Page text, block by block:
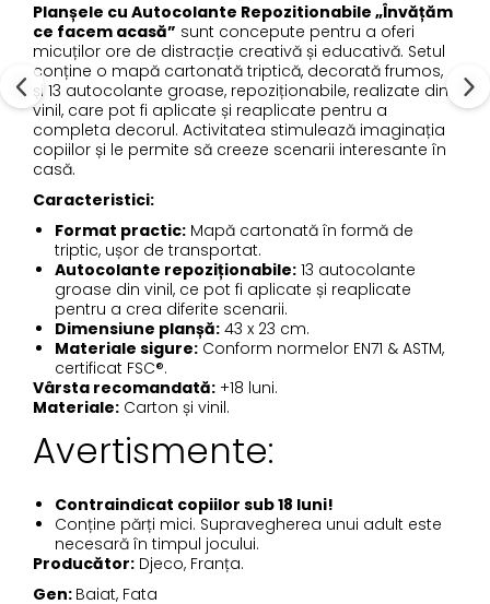
Planșele cu Autocolante Repozitionabile „Învățăm
ce facem acasă” sunt concepute pentru a oferi
micuților ore de distracție creativă și educativă. Setul
conține o mapă cartonată triptică, decorată frumos,
și 13 autocolante groase, repoziționabile, realizate din
vinil, care pot fi aplicate și reaplicate pentru a
completa decorul. Activitatea stimulează imaginația
copiilor și le permite să creeze scenarii interesante în
casă.
Caracteristici:
Format practic: Mapă cartonată în formă de
triptic, ușor de transportat.
Autocolante repoziționabile: 13 autocolante
groase din vinil, ce pot fi aplicate și reaplicate
pentru a crea diferite scenarii.
Dimensiune planșă: 43 x 23 cm.
Materiale sigure: Conform normelor EN71 & ASTM,
certificat FSC®.
Vârsta recomandată: +18 luni.
Materiale: Carton și vinil.
Avertismente:
Contraindicat copiilor sub 18 luni!
Conține părți mici. Supravegherea unui adult este
necesară în timpul jocului.
Producător: Djeco, Franța.
Gen: Baiat, Fata